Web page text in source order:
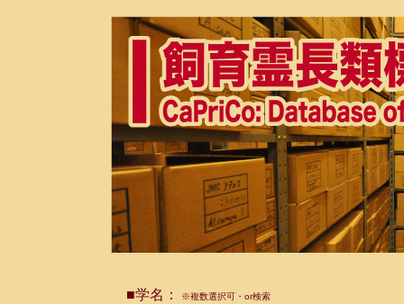
■学名： ※複数選択可・or検索